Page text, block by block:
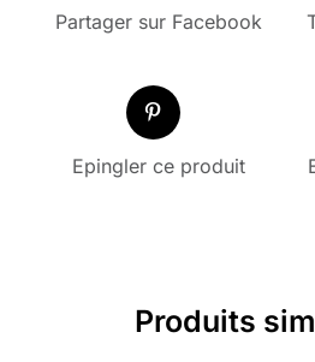
Partager sur Facebook
Epingler ce produit
Produits